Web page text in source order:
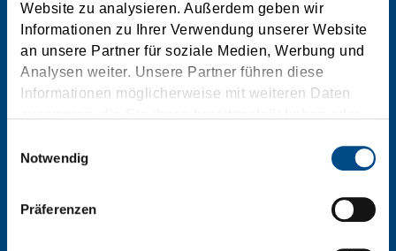
Website zu analysieren. Außerdem geben wir
Informationen zu Ihrer Verwendung unserer Website
an unsere Partner für soziale Medien, Werbung und
Analysen weiter. Unsere Partner führen diese
Informationen möglicherweise mit weiteren Daten
zusammen, die Sie ihnen bereitgestellt haben oder
gesammelt haben.
Notwendig
Präferenzen
Tirolia Spedition Ges.m.b.H.
T:
0043/5373/400
F:
0043/5373/400-8100
6341 Ebbs/Tirol